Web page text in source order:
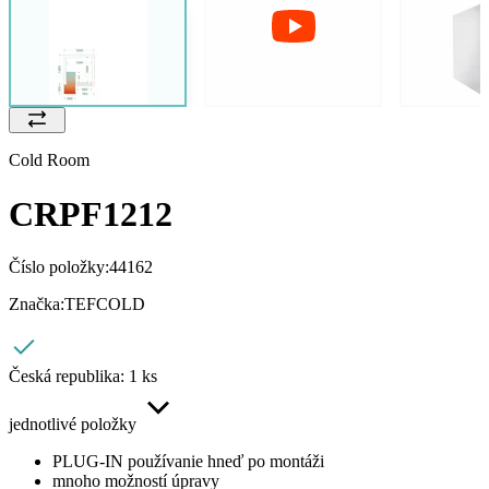
Cold Room
CRPF1212
Číslo položky:44162
Značka:TEFCOLD
Česká republika: 1 ks
jednotlivé položky
PLUG-IN používanie hneď po montáži
mnoho možností úpravy